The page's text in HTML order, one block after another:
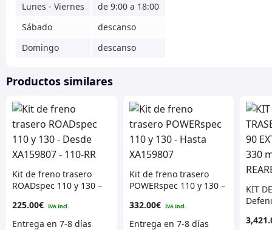
Lunes - Viernes
de 9:00 a 18:00
Sábado
descanso
Domingo
descanso
Productos similares
Kit de freno trasero
ROADspec 110 y 130 –
RR
225.00€
Kit de freno trasero
POWERspec 110 y 130 –
332.00€
KIT
– 90-